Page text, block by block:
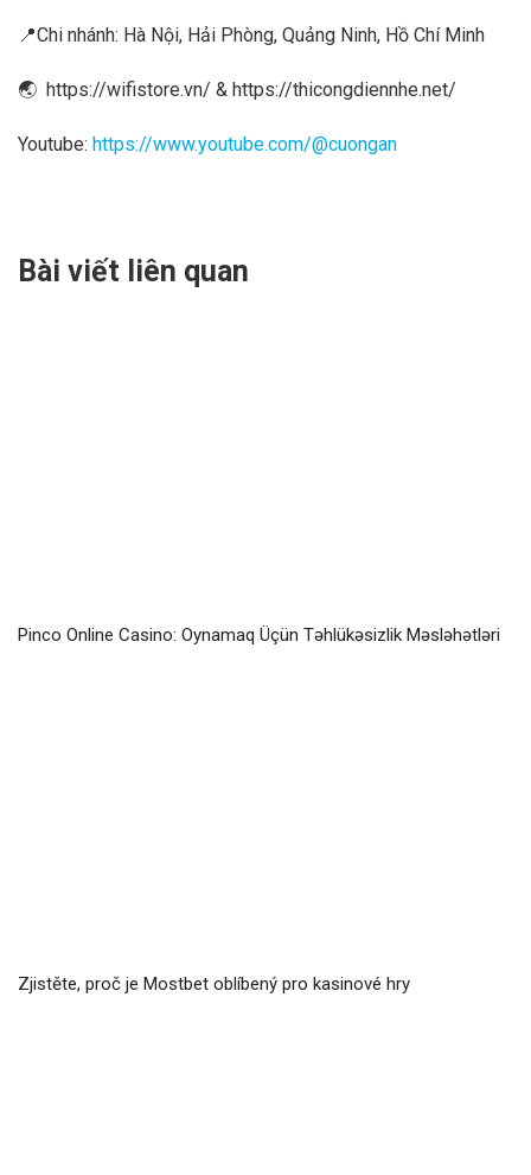
📍Chi nhánh: Hà Nội, Hải Phòng, Quảng Ninh, Hồ Chí Minh
🌏 https://wifistore.vn/ & https://thicongdiennhe.net/
Youtube: https://www.youtube.com/@cuongan
Bài viết liên quan
Pinco Online Casino: Oynamaq Üçün Təhlükəsizlik Məsləhətləri
Zjistěte, proč je Mostbet oblíbený pro kasinové hry